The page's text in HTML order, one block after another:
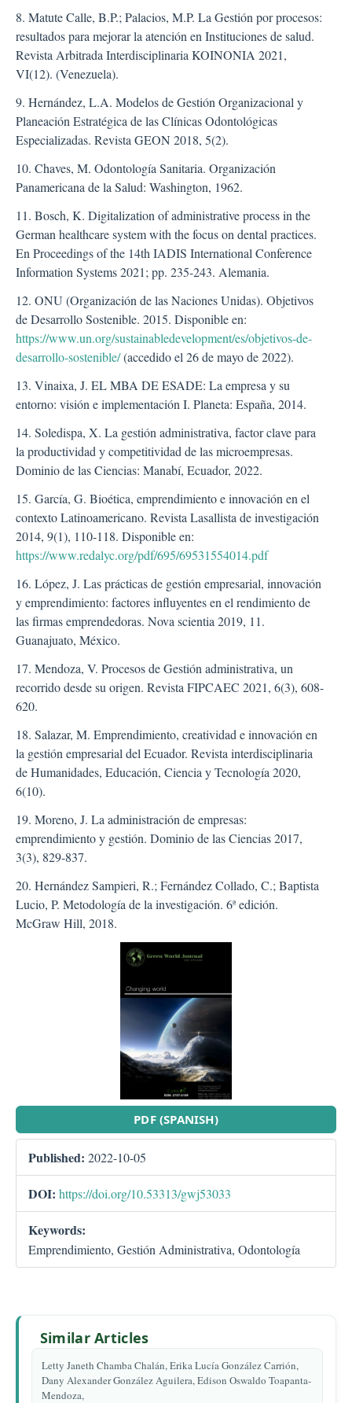
PDF (SPANISH)
Published: 2022-10-05
DOI: https://doi.org/10.53313/gwj53033
Keywords:
Emprendimiento, Gestión Administrativa, Odontología
8. Matute Calle, B.P.; Palacios, M.P. La Gestión por procesos:
resultados para mejorar la atención en Instituciones de salud.
Revista Arbitrada Interdisciplinaria KOINONIA 2021,
VI(12). (Venezuela).
9. Hernández, L.A. Modelos de Gestión Organizacional y
Planeación Estratégica de las Clínicas Odontológicas
Especializadas. Revista GEON 2018, 5(2).
10. Chaves, M. Odontología Sanitaria. Organización
Panamericana de la Salud: Washington, 1962.
11. Bosch, K. Digitalization of administrative process in the
German healthcare system with the focus on dental practices.
En Proceedings of the 14th IADIS International Conference
Information Systems 2021; pp. 235-243. Alemania.
12. ONU (Organización de las Naciones Unidas). Objetivos
de Desarrollo Sostenible. 2015. Disponible en:
https://www.un.org/sustainabledevelopment/es/objetivos-de-
desarrollo-sostenible/(accedido el 26 de mayo de 2022).
13. Vinaixa, J. EL MBA DE ESADE: La empresa y su
entorno: visión e implementación I. Planeta: España, 2014.
14. Soledispa, X. La gestión administrativa, factor clave para
la productividad y competitividad de las microempresas.
Dominio de las Ciencias: Manabí, Ecuador, 2022.
15. García, G. Bioética, emprendimiento e innovación en el
contexto Latinoamericano. Revista Lasallista de investigación
2014, 9(1), 110-118. Disponible en:
https://www.redalyc.org/pdf/695/69531554014.pdf
16. López, J. Las prácticas de gestión empresarial, innovación
y emprendimiento: factores influyentes en el rendimiento de
las firmas emprendedoras. Nova scientia 2019, 11.
Guanajuato, México.
17. Mendoza, V. Procesos de Gestión administrativa, un
recorrido desde su origen. Revista FIPCAEC 2021, 6(3), 608-
620.
18. Salazar, M. Emprendimiento, creatividad e innovación en
la gestión empresarial del Ecuador. Revista interdisciplinaria
de Humanidades, Educación, Ciencia y Tecnología 2020,
6(10).
19. Moreno, J. La administración de empresas:
emprendimiento y gestión. Dominio de las Ciencias 2017,
3(3), 829-837.
20. Hernández Sampieri, R.; Fernández Collado, C.; Baptista
Lucio, P. Metodología de la investigación. 6ª edición.
McGraw Hill, 2018.
Similar Articles
Letty Janeth Chamba Chalán, Erika Lucía González Carrión,
Dany Alexander González Aguilera, Edison Oswaldo Toapanta-
Mendoza,